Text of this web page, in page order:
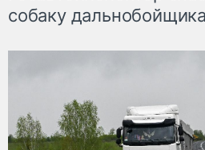
собаку дальнобойщика